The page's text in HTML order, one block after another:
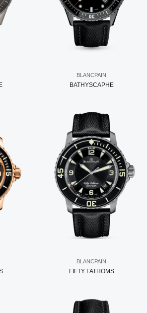
BLANCPAIN
BATHYSCAPHE
BLANCPAIN
FIFTY FATHOMS